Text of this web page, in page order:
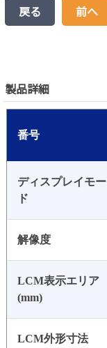
戻る 前へ
製品詳細
番号
ディスプレイモー
ド
解像度
LCM表示エリア
(mm)
LCM外形寸法